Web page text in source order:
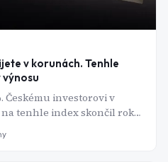
v korunách. Tenhle
Českému investorovi v
tenhle index skončil rok
indexu a vaším účtem